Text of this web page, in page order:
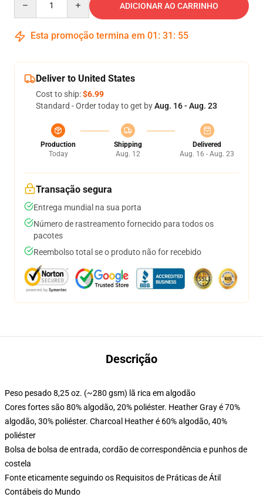
ADICIONAR AO CARRINHO
Esta promoção termina em 01 : 31 : 54
Deliver to United States
Cost to ship:$6.99
Standard - Order today to get byAug. 16 - Aug. 23
Production
Today
Shipping
Aug. 12
Delivered
Aug. 16 - Aug. 23
Transação segura
Entrega mundial na sua porta
Número de rastreamento fornecido para todos os
pacotes
Reembolso total se o produto não for recebido
Descrição
Peso pesado 8,25 oz. (~280 gsm) lã rica em algodão
Cores fortes são 80% algodão, 20% poliéster. Heather Gray é 70%
algodão, 30% poliéster. Charcoal Heather é 60% algodão, 40%
poliéster
Bolsa de bolsa de entrada, cordão de correspondência e punhos de
costela
Fonte eticamente seguindo os Requisitos de Práticas de Átil
Contábeis do Mundo